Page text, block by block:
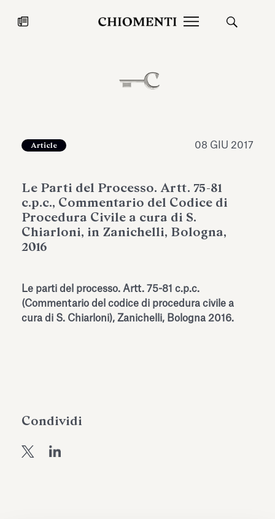
27 LUG 2026
Fondazione Torlonia inaugura la
dell’Antiquarium di Villa Albani
Torlonia
Leggi tutto
Article 08 GIU 2017
Le Parti del Processo. Artt. 75-81
c.p.c., Commentario del Codice di
Procedura Civile a cura di S.
Chiarloni, in Zanichelli, Bologna,
2016
Le parti del processo. Artt. 75-81 c.p.c.
(Commentario del codice di procedura civile a
cura di S. Chiarloni), Zanichelli, Bologna 2016.
Condividi